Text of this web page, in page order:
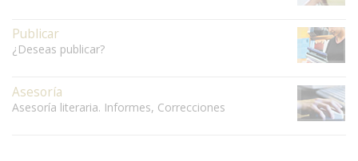
Publicar
¿Deseas publicar?
Asesoría
Asesoría literaria. Informes, Correcciones